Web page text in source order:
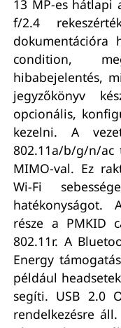
13 MP-es hátlapi
f/2.4
dokumentációra
condition,
hibabejelentés,
jegyzőkönyv
opcionális,
kezelni. A
802.11a/b/g/n/ac
MIMO-val. Ez
Wi-Fi
hatékonyságot.
része a PMKID
802.11r. A
Energy
például
segíti. USB 2.0
rendelkezésre